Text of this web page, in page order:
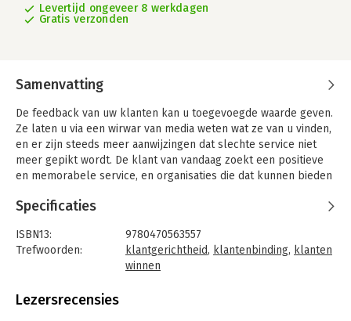
Levertijd ongeveer 8 werkdagen
Gratis verzonden
Samenvatting
De feedback van uw klanten kan u toegevoegde waarde geven.
Ze laten u via een wirwar van media weten wat ze van u vinden,
en er zijn steeds meer aanwijzingen dat slechte service niet
meer gepikt wordt. De klant van vandaag zoekt een positieve
en memorabele service, en organisaties die dat kunnen bieden
'Pay Attention!' leert u naar uw klanten te luisteren en hoe u de
Specificaties
ISBN13:
9780470563557
Trefwoorden:
klantgerichtheid, klantenbinding, klanten
winnen
Bindwijze:
Lezersrecensies